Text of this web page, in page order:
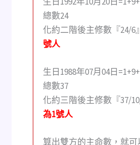
總數24
化約二階後主修數『24/6
號人
生日1988年07月04日
總數37
化約三階後主修數『37/
為1號人
算出雙方的主命數，就